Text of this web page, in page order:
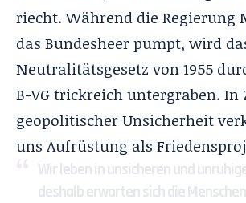
riecht. Während die
das Bundesheer pumpt, wird
Neutralitätsgesetz von 1955
B-VG trickreich untergraben. In
geopolitischer Unsicherheit
uns Aufrüstung als
Wir leben in unsicheren und
deshalb erwarten sich die